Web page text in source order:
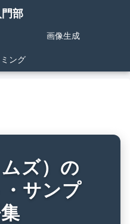
部
画像生成
ング
ズ）の
サンプ